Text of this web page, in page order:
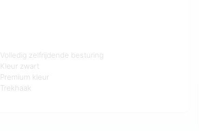
Volledig zelfrijdende besturing
Kleur zwart
Premium kleur
Trekhaak